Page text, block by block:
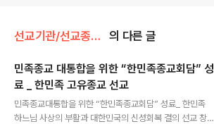
선교기관/선교종단보존회 의 다른 글
민족종교 대통합을 위한 “한민족종교회담” 성
료 _ 한민족 고유종교 선교
민족종교대통합을 위한 “한민족종교회담” 성료_ 한민족
하느님 사상의 부활과 대한민국의 신성회복 결의 선교 창